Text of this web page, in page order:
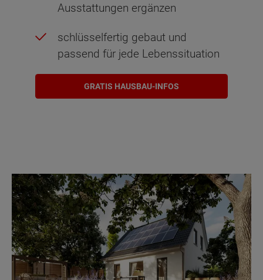
Ausstattungen ergänzen
schlüsselfertig gebaut und
passend für jede Lebenssituation
GRATIS HAUSBAU-INFOS